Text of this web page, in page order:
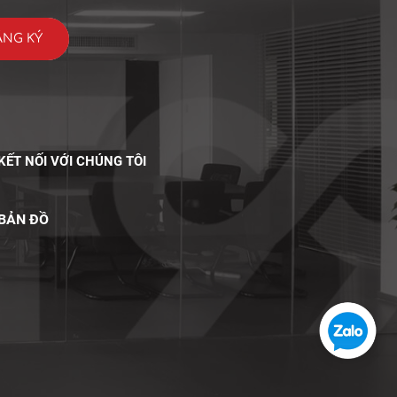
NỐI VỚI CHÚNG TÔI
ĐỒ